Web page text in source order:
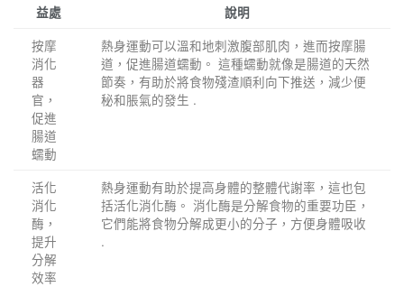
益處 說明
按摩
消化
器
官，
促進
腸道
蠕動
熱身運動可以溫和地刺激腹部肌肉，進而按摩腸
道，促進腸道蠕動。 這種蠕動就像是腸道的天然
節奏，有助於將食物殘渣順利向下推送，減少便
秘和脹氣的發生 .
活化
消化
酶，
提升
分解
效率
熱身運動有助於提高身體的整體代謝率，這也包
括活化消化酶。 消化酶是分解食物的重要功臣，
它們能將食物分解成更小的分子，方便身體吸收
.